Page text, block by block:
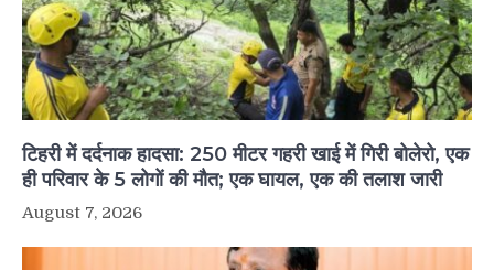
टिहरी में दर्दनाक हादसा: 250 मीटर गहरी खाई में गिरी बोलेरो, एक
ही परिवार के 5 लोगों की मौत; एक घायल, एक की तलाश जारी
August 7, 2026